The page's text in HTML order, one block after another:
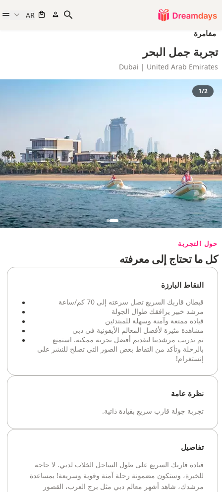
AR
مفامرة
تجربة جمل البحر
Dubai | United Arab Emirates
1/2
حول التجربة
كل ما تحتاج إلى معرفته
النقاط البارزة
قبطان قاربك السريع تصل سرعته إلى 70 كم/ساعة
مرشد خبير يرافقك طوال الجولة
قيادة ممتعة وآمنة وسهلة للمبتدئين
مشاهدة مثيرة لأفضل المعالم الأيقونية في دبي
تم تدريب مرشدينا لتقديم أفضل تجربة ممكنة. استمتع
بالرحلة وتأكد من التقاط بعض الصور التي تصلح للنشر على
إنستغرام!
نظرة عامة
تجربة جولة قارب سريع بقيادة ذاتية.
تفاصيل
قيادة قاربك السريع على طول الساحل الخلاب لدبي. لا حاجة
للخبرة، وستكون مضمونة رحلة آمنة وقوية وسريعة! بمساعدة
مرشدك، شاهد أشهر معالم دبي مثل برج العرب، القصور